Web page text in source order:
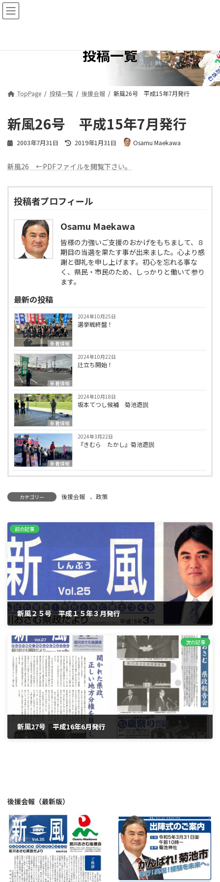
コ
ン
へ
ナ
ビ
ョ
投稿一覧
TopPage 投稿一覧 後援会報 新風26号 平成15年7月発行
新風26号 平成15年7月発行
2003年7月31日
最
新
時
2019年1月31日 Osamu Maekawa
新風26 ←PDFファイルを閲覧下さい。
投稿者プロフィール
Osamu Maekawa
皆様の力強いご支援のおかげをもちまして、８
期目の当選を果たす事が出来ました。心より感
謝と御礼を申し上げます。初心を忘れる事な
く、県民・市民のため、しっかりと働いて参り
ます。
最新の投稿
新着情報
2024年10月25日
選挙戦終盤！
新着情報
2024年10月22日
辻立ち開始！
新着情報
2024年10月18日
坂本てつし候補 菊池遊説
新着情報
2024年3月22日
『きむら たかし』菊池遊説
カテゴリー 後援会報 、 政策
前の記事
新風２５号 平成１５年３月発行
次の記事
新風27号 平成16年6月発行
後援会報（最新版）